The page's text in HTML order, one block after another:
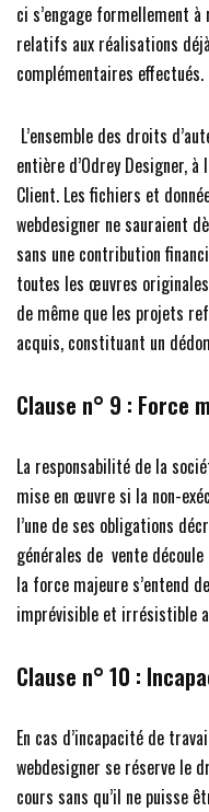
ci s’engage formellement
relatifs aux réalisations
complémentaires effectués.
L’ensemble des droits
entière d’Odrey Designer,
Client. Les fichiers et
webdesigner ne sauraient
sans une contribution
toutes les œuvres
de même que les projets
acquis, constituant un
Clause n° 9 : Force
La responsabilité de la
mise en œuvre si la non-
l’une de ses obligations
générales de vente
la force majeure s’entend
imprévisible et irrésistible
Clause n° 10 :
En cas d’incapacité de
webdesigner se réserve le
cours sans qu’il ne puisse